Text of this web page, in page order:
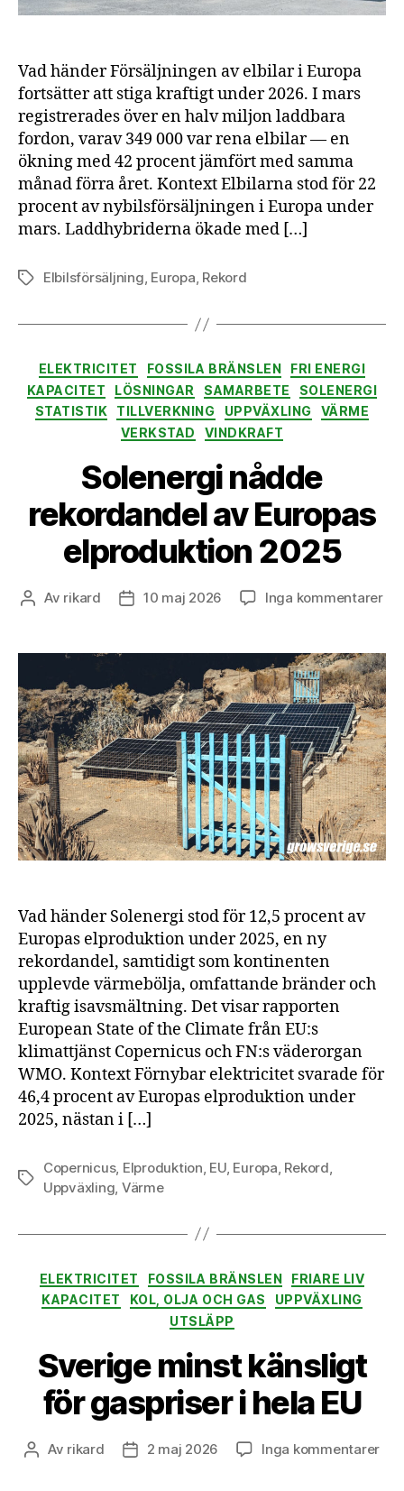
Vad händer Försäljningen av elbilar i Europa
fortsätter att stiga kraftigt under 2026. I mars
registrerades över en halv miljon laddbara
fordon, varav 349 000 var rena elbilar — en
ökning med 42 procent jämfört med samma
månad förra året. Kontext Elbilarna stod för 22
procent av nybilsförsäljningen i Europa under
mars. Laddhybriderna ökade med […]
EtiketterElbilsförsäljning, Europa, Rekord
Kategorier
ELEKTRICITET FOSSILA BRÄNSLEN
FRI ENERGI
KAPACITET
LÖSNINGAR SAMARBETE
SOLENERGI
STATISTIK
TILLVERKNING UPPVÄXLING
VÄRME
VERKSTAD
VINDKRAFT
Solenergi nådde
rekordandel av Europas
elproduktion 2025
Inläggsförfattare
Av rikard Inläggsdatum
10 maj 2026 Inga kommentarertill
av
Vad händer Solenergi stod för 12,5 procent av
Europas elproduktion under 2025, en ny
rekordandel, samtidigt som kontinenten
upplevde värmebölja, omfattande bränder och
kraftig isavsmältning. Det visar rapporten
European State of the Climate från EU:s
klimattjänst Copernicus och FN:s väderorgan
WMO. Kontext Förnybar elektricitet svarade för
46,4 procent av Europas elproduktion under
2025, nästan i […]
Etiketter
Copernicus, Elproduktion, EU, Europa, Rekord,
Uppväxling, Värme
Kategorier
ELEKTRICITET FOSSILA BRÄNSLEN
FRIARE LIV
KAPACITET
KOL, OLJA OCH GAS
UPPVÄXLING
UTSLÄPP
Sverige minst känsligt
för gaspriser i hela EU
Inläggsförfattare
Av rikard Inläggsdatum
2 maj 2026 Inga kommentarertill